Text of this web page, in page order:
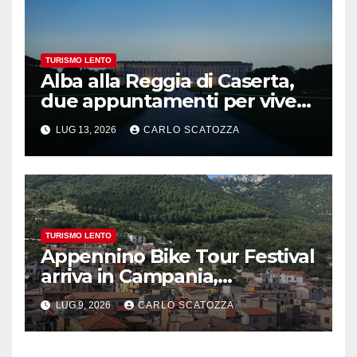
TURISMO LENTO
Alba alla Reggia di Caserta,
due appuntamenti per vivere
la magia
LUG 13, 2026 CARLO SCATOZZA
TURISMO LENTO
Appennino Bike Tour Festival
arriva in Campania,
appuntamento a Valle
Agricola
LUG 9, 2026 CARLO SCATOZZA